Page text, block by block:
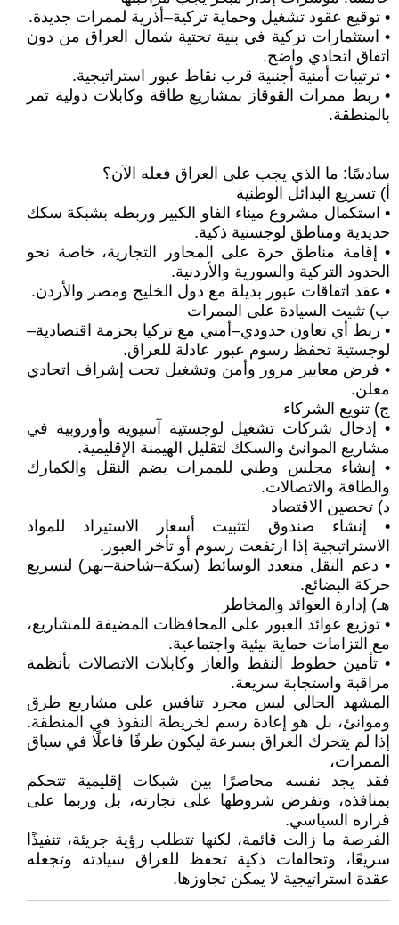
• توقيع عقود تشغيل وحماية تركية–أذرية لممرات جديدة.
• استثمارات تركية في بنية تحتية شمال العراق من دون
اتفاق اتحادي واضح.
• ترتيبات أمنية أجنبية قرب نقاط عبور استراتيجية.
• ربط ممرات القوقاز بمشاريع طاقة وكابلات دولية تمر
بالمنطقة.
سادسًا: ما الذي يجب على العراق فعله الآن؟
أ) تسريع البدائل الوطنية
• استكمال مشروع ميناء الفاو الكبير وربطه بشبكة سكك
حديدية ومناطق لوجستية ذكية.
• إقامة مناطق حرة على المحاور التجارية، خاصة نحو
الحدود التركية والسورية والأردنية.
• عقد اتفاقات عبور بديلة مع دول الخليج ومصر والأردن.
ب) تثبيت السيادة على الممرات
• ربط أي تعاون حدودي–أمني مع تركيا بحزمة اقتصادية–
لوجستية تحفظ رسوم عبور عادلة للعراق.
• فرض معايير مرور وأمن وتشغيل تحت إشراف اتحادي
معلن.
ج) تنويع الشركاء
• إدخال شركات تشغيل لوجستية آسيوية وأوروبية في
مشاريع الموانئ والسكك لتقليل الهيمنة الإقليمية.
• إنشاء مجلس وطني للممرات يضم النقل والكمارك
والطاقة والاتصالات.
د) تحصين الاقتصاد
• إنشاء صندوق لتثبيت أسعار الاستيراد للمواد
الاستراتيجية إذا ارتفعت رسوم أو تأخر العبور.
• دعم النقل متعدد الوسائط (سكة–شاحنة–نهر) لتسريع
حركة البضائع.
هـ) إدارة العوائد والمخاطر
• توزيع عوائد العبور على المحافظات المضيفة للمشاريع،
مع التزامات حماية بيئية واجتماعية.
• تأمين خطوط النفط والغاز وكابلات الاتصالات بأنظمة
مراقبة واستجابة سريعة.
المشهد الحالي ليس مجرد تنافس على مشاريع طرق
وموانئ، بل هو إعادة رسم لخريطة النفوذ في المنطقة.
إذا لم يتحرك العراق بسرعة ليكون طرفًا فاعلًا في سباق
الممرات،
فقد يجد نفسه محاصرًا بين شبكات إقليمية تتحكم
بمنافذه، وتفرض شروطها على تجارته، بل وربما على
قراره السياسي.
الفرصة ما زالت قائمة، لكنها تتطلب رؤية جريئة، تنفيذًا
سريعًا، وتحالفات ذكية تحفظ للعراق سيادته وتجعله
عقدة استراتيجية لا يمكن تجاوزها.